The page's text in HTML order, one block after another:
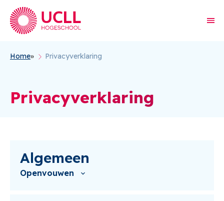
Kruimelpad
Home Privacyverklaring
Privacyverklaring
Algemeen
Openvouwen